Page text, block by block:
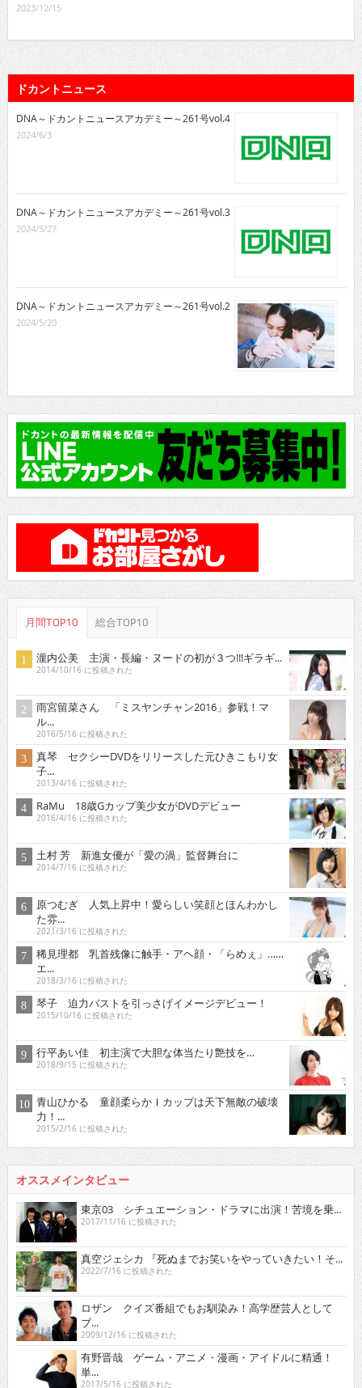
2023/12/15
ドカントニュース
DNA～ドカントニュースアカデミー～261号vol.4
2024/6/3
DNA～ドカントニュースアカデミー～261号vol.3
2024/5/27
DNA～ドカントニュースアカデミー～261号vol.2
2024/5/20
月間TOP10 総合TOP10
瀧内公美 主演・長編・ヌードの初が３つ!!!ギラギ...
2014/10/16 に投稿された
雨宮留菜さん 「ミスヤンチャン2016」参戦！マ
ル...
2016/5/16 に投稿された
真琴 セクシーDVDをリリースした元ひきこもり女
子...
2013/4/16 に投稿された
RaMu 18歳Gカップ美少女がDVDデビュー
2016/4/16 に投稿された
土村 芳 新進女優が「愛の渦」監督舞台に
2014/7/16 に投稿された
原つむぎ 人気上昇中！愛らしい笑顔とほんわかし
た雰...
2021/3/16 に投稿された
稀見理都 乳首残像に触手・アヘ顔・「らめぇ」……
エ...
2018/3/16 に投稿された
琴子 迫力バストを引っさげイメージデビュー！
2015/10/16 に投稿された
行平あい佳 初主演で大胆な体当たり艶技を…
2018/9/15 に投稿された
青山ひかる 童顔柔らかＩカップは天下無敵の破壊
力！...
2015/2/16 に投稿された
オススメインタビュー
東京03 シチュエーション・ドラマに出演！苦境を乗...
2017/11/16 に投稿された
真空ジェシカ 『死ぬまでお笑いをやっていきたい！そ...
2022/7/16 に投稿された
ロザン クイズ番組でもお馴染み！高学歴芸人として
ブ...
2009/12/16 に投稿された
有野晋哉 ゲーム・アニメ・漫画・アイドルに精通！
単...
2017/5/16 に投稿された